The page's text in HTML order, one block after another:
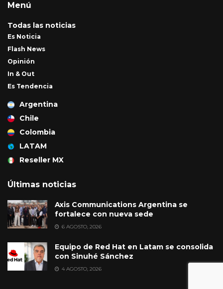
Menú
Todas las noticias
Es Noticia
Flash News
Opinión
In & Out
Es Tendencia
Argentina
Chile
Colombia
LATAM
Reseller MX
Últimas noticias
Axis Communications Argentina se
fortalece con nueva sede
6 AGOSTO, 2026
Equipo de Red Hat en Latam se consolida
con Sinuhé Sánchez
4 AGOSTO, 2026